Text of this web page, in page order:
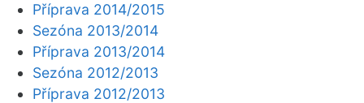
Příprava 2014/2015
Sezóna 2013/2014
Příprava 2013/2014
Sezóna 2012/2013
Příprava 2012/2013